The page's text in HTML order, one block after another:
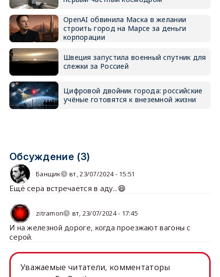
OpenAI обвинила Маска в желании
строить город на Марсе за деньги
корпорации
Швеция запустила военный спутник для
слежки за Россией
Цифровой двойник города: российские
учёные готовятся к внеземной жизни
Обсуждение (3)
Банщик вт, 23/07/2024 - 15:51
Ещё сера встречается в аду...😄
zitramon вт, 23/07/2024 - 17:45
И на железной дороге, когда проезжают вагоны с
серой.
Уважаемые читатели, комментаторы